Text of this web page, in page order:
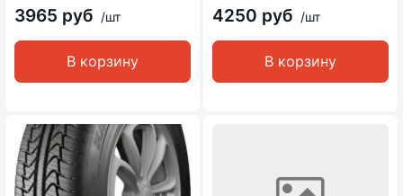
3965 руб /шт
В корзину
4250 руб /шт
В корзину